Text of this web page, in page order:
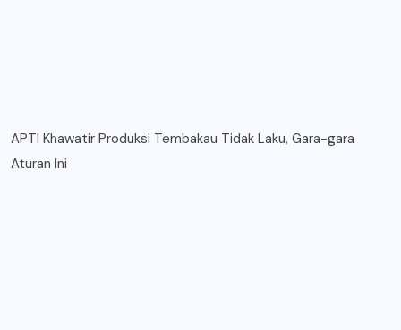
APTI Khawatir Produksi Tembakau Tidak Laku, Gara-gara
Aturan Ini